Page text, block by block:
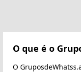
O que é o
O